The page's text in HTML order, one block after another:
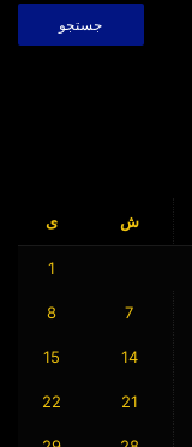
برای:
ش ی
1
7
8
14
15
21
22